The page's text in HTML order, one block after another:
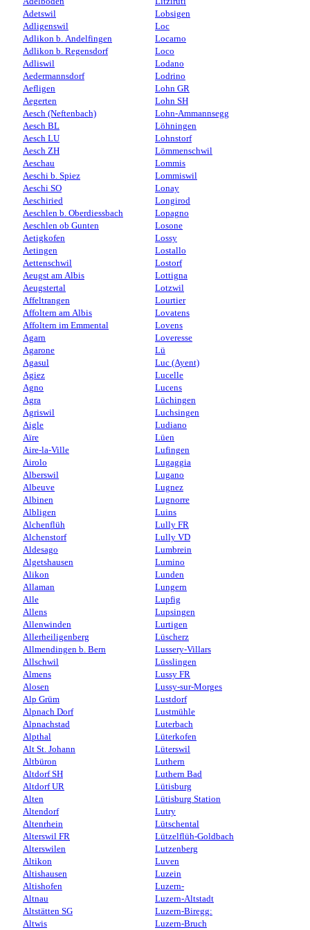
Adetswil
Adligenswil
Adlikon b. Andelfingen
Adlikon b. Regensdorf
Adliswil
Aedermannsdorf
Aefligen
Aegerten
Aesch (Neftenbach)
Aesch BL
Aesch LU
Aesch ZH
Aeschau
Aeschi b. Spiez
Aeschi SO
Aeschiried
Aeschlen b. Oberdiessbach
Aeschlen ob Gunten
Aetigkofen
Aetingen
Aettenschwil
Aeugst am Albis
Aeugstertal
Affeltrangen
Affoltern am Albis
Affoltern im Emmental
Agarn
Agarone
Agasul
Agiez
Agno
Agra
Agriswil
Aigle
Aïre
Aire-la-Ville
Airolo
Alberswil
Albeuve
Albinen
Albligen
Alchenflüh
Alchenstorf
Aldesago
Algetshausen
Alikon
Allaman
Alle
Allens
Allenwinden
Allerheiligenberg
Allmendingen b. Bern
Allschwil
Almens
Alosen
Alp Grüm
Alpnach Dorf
Alpnachstad
Alpthal
Alt St. Johann
Altbüron
Altdorf SH
Altdorf UR
Alten
Altendorf
Altenrhein
Alterswil FR
Alterswilen
Altikon
Altishausen
Altishofen
Altnau
Altstätten SG
Altwis
Lobsigen
Loc
Locarno
Loco
Lodano
Lodrino
Lohn GR
Lohn SH
Lohn-Ammannsegg
Löhningen
Lohnstorf
Lömmenschwil
Lommis
Lommiswil
Lonay
Longirod
Lopagno
Losone
Lossy
Lostallo
Lostorf
Lottigna
Lotzwil
Lourtier
Lovatens
Lovens
Loveresse
Lü
Luc (Ayent)
Lucelle
Lucens
Lüchingen
Luchsingen
Ludiano
Lüen
Lufingen
Lugaggia
Lugano
Lugnez
Lugnorre
Luins
Lully FR
Lully VD
Lumbrein
Lumino
Lunden
Lungern
Lupfig
Lupsingen
Lurtigen
Lüscherz
Lussery-Villars
Lüsslingen
Lussy FR
Lussy-sur-Morges
Lustdorf
Lustmühle
Luterbach
Lüterkofen
Lüterswil
Luthern
Luthern Bad
Lütisburg
Lütisburg Station
Lutry
Lütschental
Lützelflüh-Goldbach
Lutzenberg
Luven
Luzein
Luzern-
Luzern-Altstadt
Luzern-Biregg:
Luzern-Bruch